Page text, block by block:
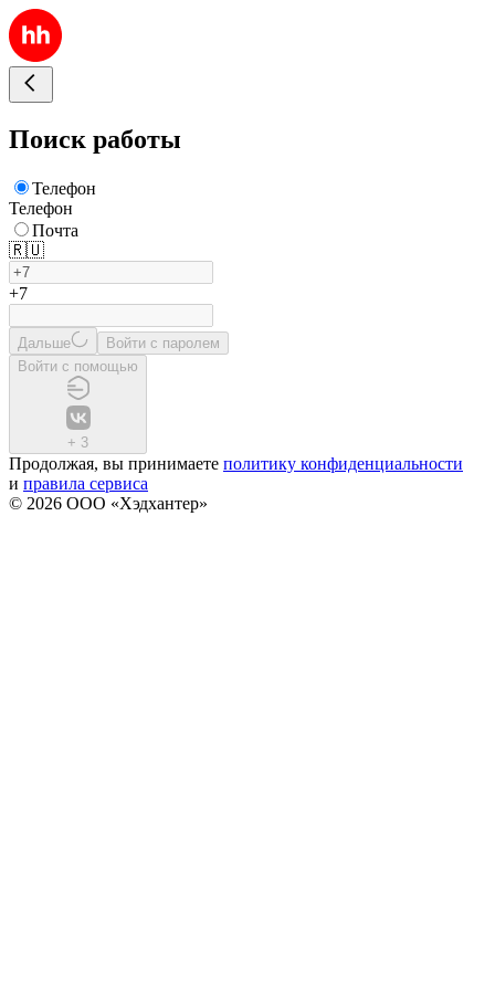
Поиск работы
Телефон
Телефон
Почта
🇷🇺
+7
Дальше
Войти с паролем
Войти с помощью
+ 3
Продолжая, вы принимаете политику конфиденциальности
и правила сервиса
© 2026 ООО «Хэдхантер»